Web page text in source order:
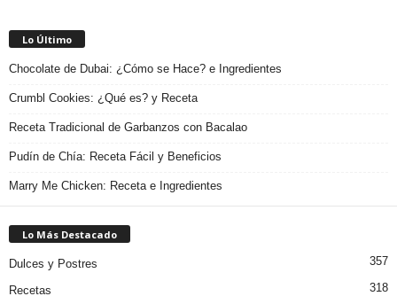
Lo Último
Chocolate de Dubai: ¿Cómo se Hace? e Ingredientes
Crumbl Cookies: ¿Qué es? y Receta
Receta Tradicional de Garbanzos con Bacalao
Pudín de Chía: Receta Fácil y Beneficios
Marry Me Chicken: Receta e Ingredientes
Lo Más Destacado
Dulces y Postres 357
Recetas 318